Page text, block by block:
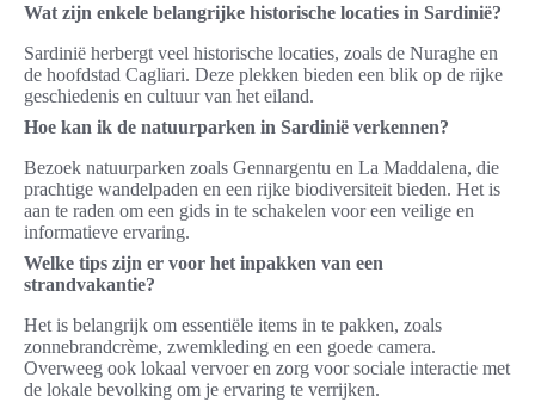
Wat zijn enkele belangrijke historische locaties in Sardinië?
Sardinië herbergt veel historische locaties, zoals de Nuraghe en
de hoofdstad Cagliari. Deze plekken bieden een blik op de rijke
geschiedenis en cultuur van het eiland.
Hoe kan ik de natuurparken in Sardinië verkennen?
Bezoek natuurparken zoals Gennargentu en La Maddalena, die
prachtige wandelpaden en een rijke biodiversiteit bieden. Het is
aan te raden om een gids in te schakelen voor een veilige en
informatieve ervaring.
Welke tips zijn er voor het inpakken van een
strandvakantie?
Het is belangrijk om essentiële items in te pakken, zoals
zonnebrandcrème, zwemkleding en een goede camera.
Overweeg ook lokaal vervoer en zorg voor sociale interactie met
de lokale bevolking om je ervaring te verrijken.